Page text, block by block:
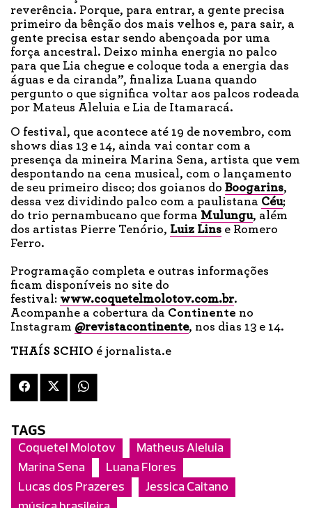
reverência. Porque, para entrar, a gente precisa
primeiro da bênção dos mais velhos e, para sair, a
gente precisa estar sendo abençoada por uma
força ancestral. Deixo minha energia no palco
para que Lia chegue e coloque toda a energia das
águas e da ciranda”, finaliza Luana quando
pergunto o que significa voltar aos palcos rodeada
por Mateus Aleluia e Lia de Itamaracá.
O festival, que acontece até 19 de novembro, com
shows dias 13 e 14, ainda vai contar com a
presença da mineira Marina Sena, artista que vem
despontando na cena musical, com o lançamento
de seu primeiro disco; dos goianos do Boogarins,
dessa vez dividindo palco com a paulistana Céu;
do trio pernambucano que forma Mulungu, além
dos artistas Pierre Tenório, Luiz Lins e Romero
Ferro.
Programação completa e outras informações
ficam disponíveis no site do
festival: www.coquetelmolotov.com.br.
Acompanhe a cobertura da Continente no
Instagram @revistacontinente, nos dias 13 e 14.
THAÍS SCHIO é jornalista.e
TAGS
Coquetel Molotov
Matheus Aleluia
Marina Sena
Luana Flores
Lucas dos Prazeres
Jessica Caitano